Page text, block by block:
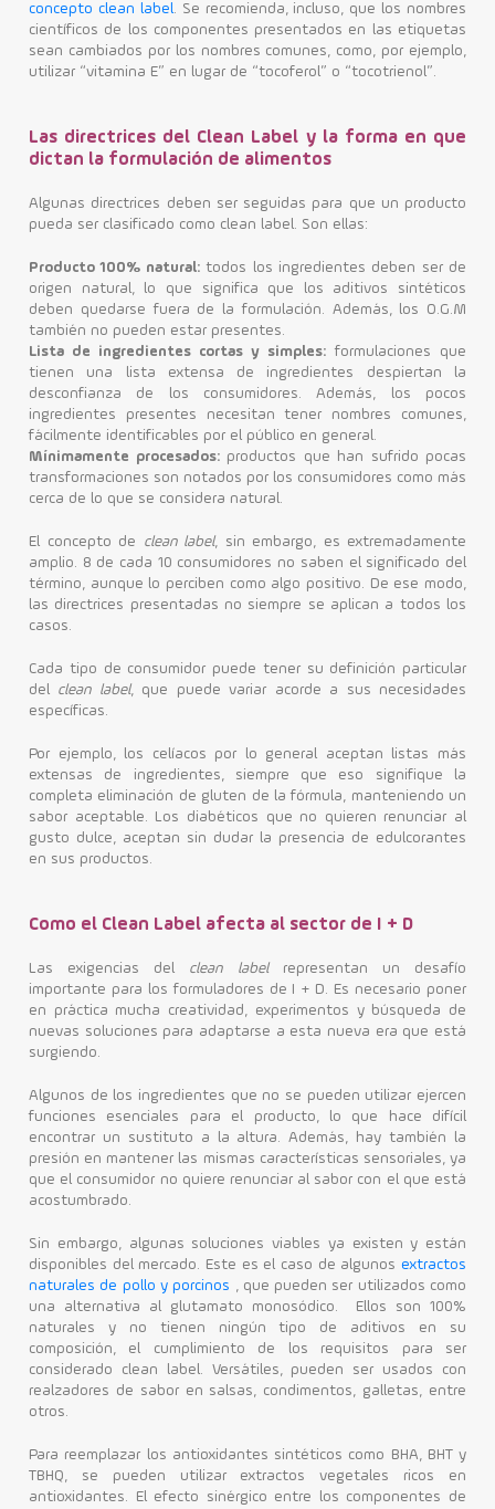
concepto clean label. Se recomienda, incluso, que los nombres
científicos de los componentes presentados en las etiquetas
sean cambiados por los nombres comunes, como, por ejemplo,
utilizar “vitamina E” en lugar de “tocoferol” o “tocotrienol”.
Las directrices del Clean Label y la forma en que
dictan la formulación de alimentos
Algunas directrices deben ser seguidas para que un producto
pueda ser clasificado como clean label. Son ellas:
Producto 100% natural:todos los ingredientes deben ser de
origen natural, lo que significa que los aditivos sintéticos
deben quedarse fuera de la formulación. Además, los O.G.M
también no pueden estar presentes.
Lista de ingredientes cortas y simples: formulaciones que
tienen una lista extensa de ingredientes despiertan la
desconfianza de los consumidores. Además, los pocos
ingredientes presentes necesitan tener nombres comunes,
fácilmente identificables por el público en general.
Mínimamente procesados:productos que han sufrido pocas
transformaciones son notados por los consumidores como más
cerca de lo que se considera natural.
El concepto de clean label, sin embargo, es extremadamente
amplio. 8 de cada 10 consumidores no saben el significado del
término, aunque lo perciben como algo positivo. De ese modo,
las directrices presentadas no siempre se aplican a todos los
casos.
Cada tipo de consumidor puede tener su definición particular
del clean label, que puede variar acorde a sus necesidades
específicas.
Por ejemplo, los celíacos por lo general aceptan listas más
extensas de ingredientes, siempre que eso signifique la
completa eliminación de gluten de la fórmula, manteniendo un
sabor aceptable. Los diabéticos que no quieren renunciar al
gusto dulce, aceptan sin dudar la presencia de edulcorantes
en sus productos.
Como el Clean Label afecta al sector de I + D
Las exigencias del clean labelrepresentan un desafío
importante para los formuladores de I + D. Es necesario poner
en práctica mucha creatividad, experimentos y búsqueda de
nuevas soluciones para adaptarse a esta nueva era que está
surgiendo.
Algunos de los ingredientes que no se pueden utilizar ejercen
funciones esenciales para el producto, lo que hace difícil
encontrar un sustituto a la altura. Además, hay también la
presión en mantener las mismas características sensoriales, ya
que el consumidor no quiere renunciar al sabor con el que está
acostumbrado.
Sin embargo, algunas soluciones viables ya existen y están
disponibles del mercado. Este es el caso de algunos extractos
naturales de pollo y porcinos , que pueden ser utilizados como
una alternativa al glutamato monosódico.
Ellos son 100%
naturales y no tienen ningún tipo de aditivos en su
composición, el cumplimiento de los requisitos para ser
considerado clean label. Versátiles, pueden ser usados con
realzadores de sabor en salsas, condimentos, galletas, entre
otros.
Para reemplazar los antioxidantes sintéticos como BHA, BHT y
TBHQ, se pueden utilizar extractos vegetales ricos en
antioxidantes. El efecto sinérgico entre los componentes de